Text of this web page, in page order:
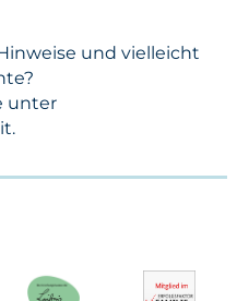
und vielleicht
unter